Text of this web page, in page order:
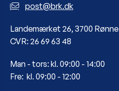
post@brk.dk
Landemærket 26, 3700 Rønne
CVR: 26 69 63 48
Man - tors: kl. 09:00 - 14:00
Fre: kl. 09:00 - 12:00